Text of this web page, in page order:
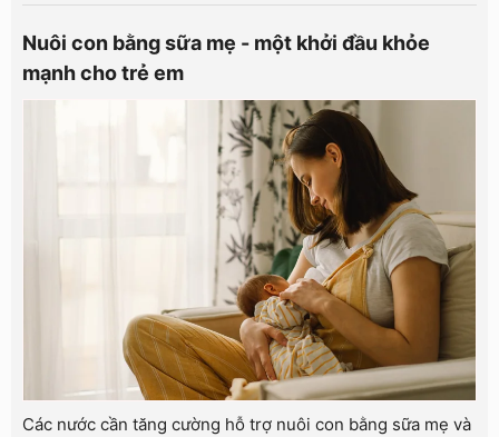
Nuôi con bằng sữa mẹ - một khởi đầu khỏe
mạnh cho trẻ em
Các nước cần tăng cường hỗ trợ nuôi con bằng sữa mẹ và